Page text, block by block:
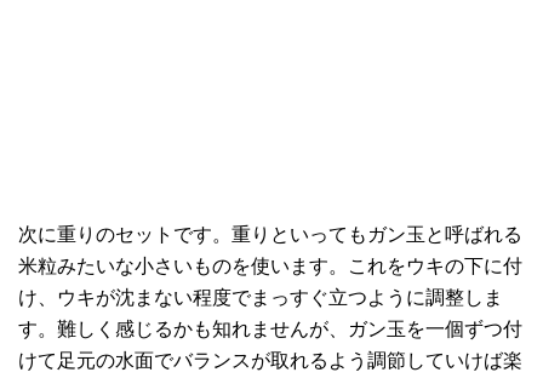
次に重りのセットです。重りといってもガン玉と呼ばれる
米粒みたいな小さいものを使います。これをウキの下に付
け、ウキが沈まない程度でまっすぐ立つように調整しま
す。難しく感じるかも知れませんが、ガン玉を一個ずつ付
けて足元の水面でバランスが取れるよう調節していけば楽